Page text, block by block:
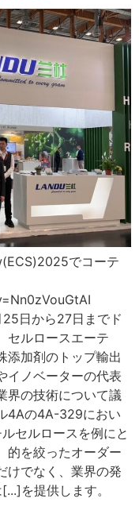
でコーテ
日から27日までド
セルロースエーテ
添加剤のトップ輸出
イノベーターの代表
界の技術について議
4Aの4A-329におい
セルロースを例にと
的を絞ったオーダー
けでなく、業界の発
を提供します。